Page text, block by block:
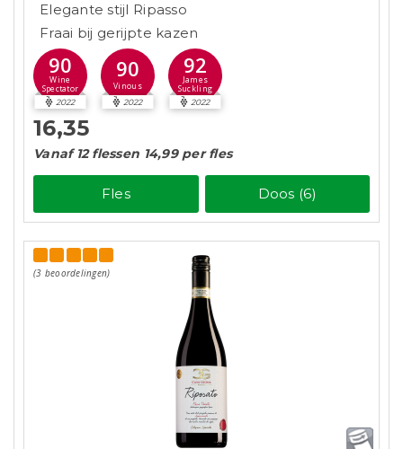
Elegante stijl Ripasso
Fraai bij gerijpte kazen
90
Wine
Spectator
2022
90
Vinous
2022
92
James
Suckling
2022
16,35
Vanaf 12 flessen 14,99 per fles
Fles Doos (6)
(3 beoordelingen)